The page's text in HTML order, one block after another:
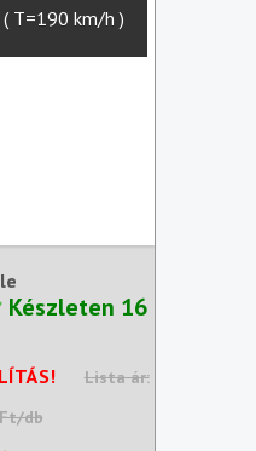
T=190 km/h )
Készleten 16
Lista ár:
db